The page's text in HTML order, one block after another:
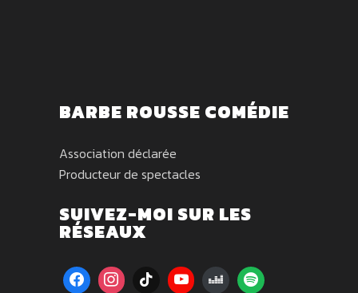
BARBE ROUSSE COMÉDIE
Association déclarée
Producteur de spectacles
SUIVEZ-MOI SUR LES
RÉSEAUX